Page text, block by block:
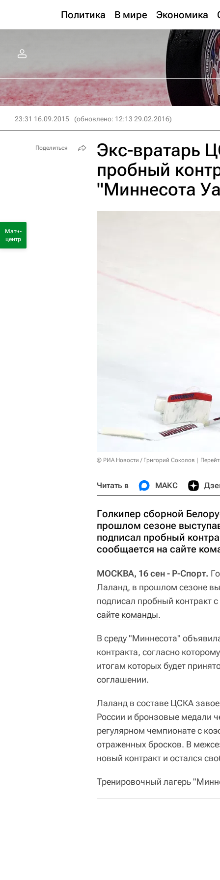
Политика В мире Экономика
23:31 16.09.2015 (обновлено: 12:13 29.02.2016)
Экс-вратарь
пробный
"Миннесота
© РИА Новости / Григорий Соколов
Читать в МАКС
Голкипер сборной
прошлом сезоне
подписал пробный
сообщается на сайте
МОСКВА, 16 сен - Р-Спорт.
Лаланд, в прошлом сезоне
подписал пробный контракт
сайте команды.
В среду "Миннесота"
контракта, согласно
итогам которых будет
соглашении.
Лаланд в составе ЦСКА
России и бронзовые медали
регулярном чемпионате с
отраженных бросков. В
новый контракт и остался
Тренировочный лагерь
Поделиться
Матч-
центр